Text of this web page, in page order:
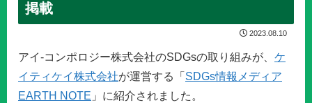
掲載
2023.08.10
アイ-コンポロジー株式会社のSDGsの取り組みが、 ケ
イティケイ株式会社が運営する「 SDGs情報メディア
EARTH NOTE 」に紹介されました。